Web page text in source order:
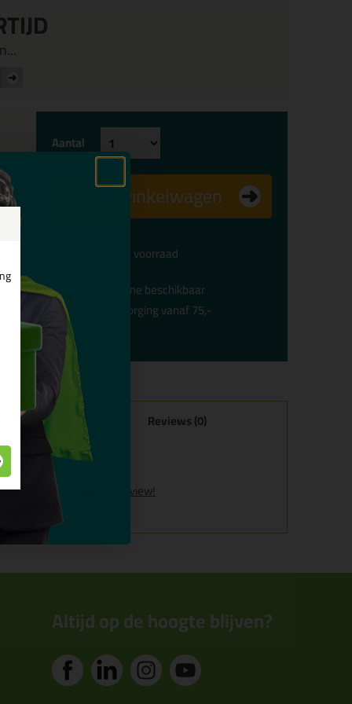
Aantal
In winkelwagen
Voldoende voorraad
Alleen online beschikbaar
bezorging vanaf 75,-
Reviews (0)
Schrijf als eerste een review!
Altijd op de hoogte blijven?